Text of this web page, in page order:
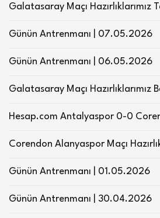
Galatasaray Maçı Hazırlıklarımız
Günün Antrenmanı | 07.05.2026
Günün Antrenmanı | 06.05.2026
Galatasaray Maçı Hazırlıklarımız
Hesap.com Antalyaspor 0-0
Corendon Alanyaspor Maçı
Günün Antrenmanı | 01.05.2026
Günün Antrenmanı | 30.04.2026